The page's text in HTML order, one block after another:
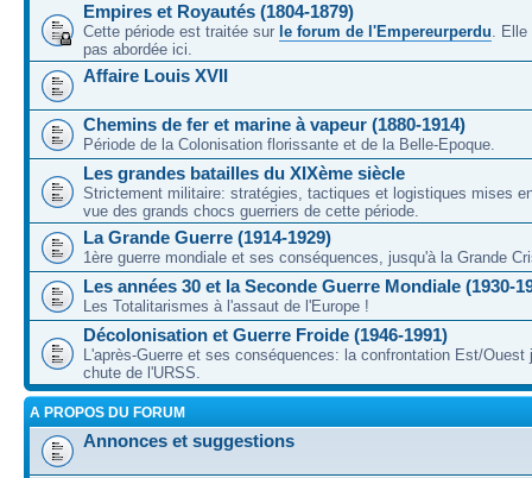
Empires et Royautés (1804-1879)
Cette période est traitée sur le forum de l'Empereurperdu. Elle
pas abordée ici.
Affaire Louis XVII
Chemins de fer et marine à vapeur (1880-1914)
Période de la Colonisation florissante et de la Belle-Epoque.
Les grandes batailles du XIXème siècle
Strictement militaire: stratégies, tactiques et logistiques mises
vue des grands chocs guerriers de cette période.
La Grande Guerre (1914-1929)
1ère guerre mondiale et ses conséquences, jusqu'à la Grande
Les années 30 et la Seconde Guerre Mondiale (1930-
Les Totalitarismes à l'assaut de l'Europe !
Décolonisation et Guerre Froide (1946-1991)
L'après-Guerre et ses conséquences: la confrontation Est/Ouest
chute de l'URSS.
A PROPOS DU FORUM
Annonces et suggestions